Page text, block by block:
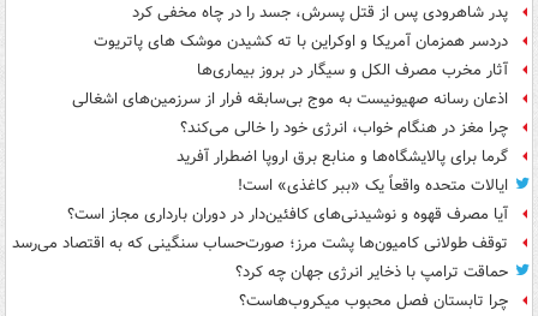
پدر شاهرودی پس از قتل پسرش، جسد را در چاه مخفی کرد
دردسر همزمان آمریکا و اوکراین با ته کشیدن موشک های پاتریوت
آثار مخرب مصرف الکل و سیگار در بروز بیماری‌ها
اذعان رسانه صهیونیست به موج بی‌سابقه فرار از سرزمین‌های اشغالی
چرا مغز در هنگام خواب، انرژی خود را خالی می‌کند؟
گرما برای پالایشگاه‌ها و منابع برق اروپا اضطرار آفرید
ایالات متحده واقعاً یک «ببر کاغذی» است!
آیا مصرف قهوه و نوشیدنی‌های کافئین‌دار در دوران بارداری مجاز است؟
توقف طولانی کامیون‌ها پشت مرز؛ صورت‌حساب سنگینی که به اقتصاد می‌رسد
حماقت ترامپ با ذخایر انرژی جهان چه کرد؟
چرا تابستان فصل محبوب میکروب‌هاست؟